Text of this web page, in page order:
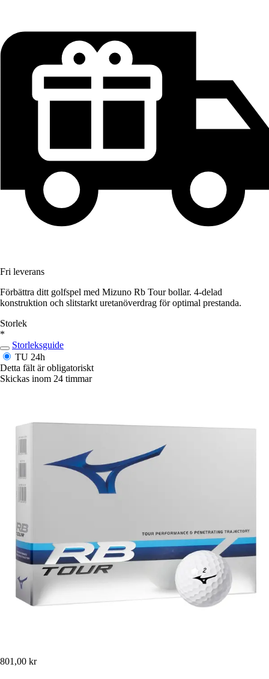
Fri leverans
Förbättra ditt golfspel med Mizuno Rb Tour bollar. 4-delad
konstruktion och slitstarkt uretanöverdrag för optimal prestanda.
Storlek
*
Storleksguide
TU 24h
Detta fält är obligatoriskt
Skickas inom 24 timmar
801,00 kr